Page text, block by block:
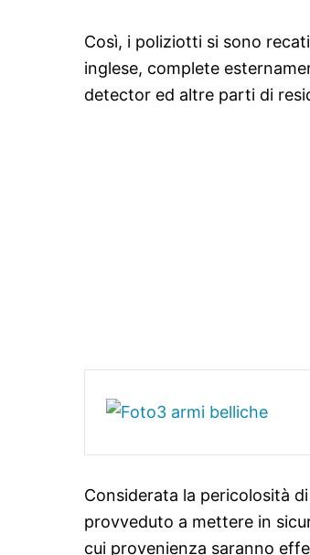
Così, i poliziotti si sono
inglese, complete
detector ed altre parti di
Considerata la pericolosità
provveduto a mettere in
cui provenienza saranno